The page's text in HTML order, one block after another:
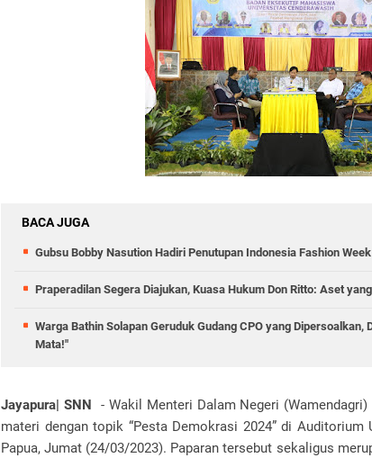
BACA JUGA
Gubsu Bobby Nasution Hadiri Penutupan Indonesia Fashion
Praperadilan Segera Diajukan, Kuasa Hukum Don Ritto: Aset
Warga Bathin Solapan Geruduk Gudang CPO yang
Mata!"
Jayapura| SNN
- Wakil Menteri Dalam Negeri
materi dengan topik “Pesta Demokrasi 2024” di Auditorium
Papua, Jumat (24/03/2023). Paparan tersebut sekaligus